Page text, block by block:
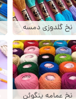
نخ گلدوزی دمسه
نخ عمامه پنگوئن